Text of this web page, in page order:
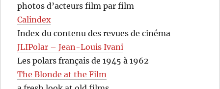
photos d’acteurs film par film
Calindex
Index du contenu des revues de cinéma
JLIPolar – Jean-Louis Ivani
Les polars français de 1945 à 1962
The Blonde at the Film